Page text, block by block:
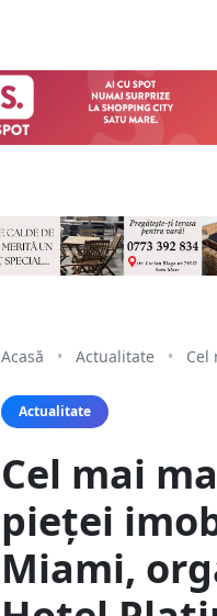
Acasă • Actualitate • Cel
Actualitate
Cel mai
pieței
Miami,